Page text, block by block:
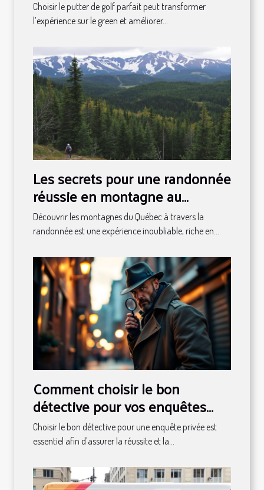
Choisir le putter de golf parfait peut transformer
l’expérience sur le green et améliorer...
Les secrets pour une randonnée
réussie en montagne au
Québec
Découvrir les montagnes du Québec à travers la
randonnée est une expérience inoubliable, riche en...
Comment choisir le bon
détective pour vos enquêtes
privées ?
Choisir le bon détective pour une enquête privée est
essentiel afin d’assurer la réussite et la...